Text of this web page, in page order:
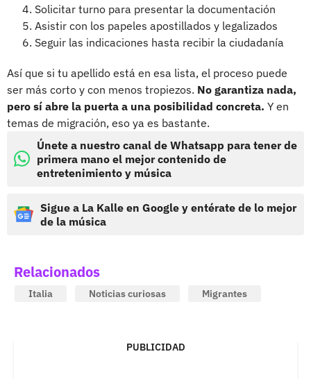
Solicitar turno para presentar la documentación
Asistir con los papeles apostillados y legalizados
Seguir las indicaciones hasta recibir la ciudadanía
Así que si tu apellido está en esa lista, el proceso puede
ser más corto y con menos tropiezos. No garantiza nada,
pero sí abre la puerta a una posibilidad concreta. Y en
temas de migración, eso ya es bastante.
Únete a nuestro canal de Whatsapp para tener de
primera mano el mejor contenido de
entretenimiento y música
Sigue a La Kalle en Google y entérate de lo mejor
de la música
Relacionados
Italia Noticias curiosas Migrantes
PUBLICIDAD